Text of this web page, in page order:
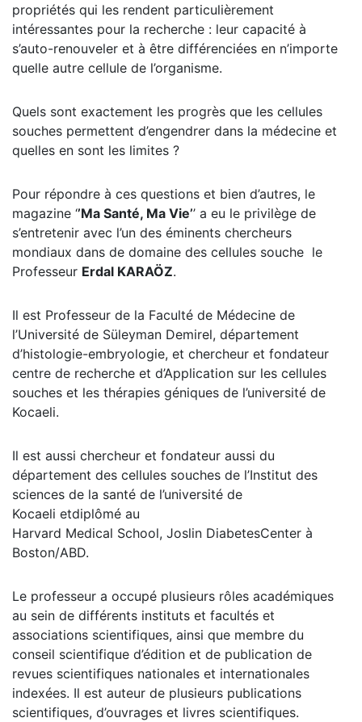
propriétés qui les rendent particulièrement
intéressantes pour la recherche : leur capacité à
s’auto-renouveler et à être différenciées en n’importe
quelle autre cellule de l’organisme.
Quels sont exactement les progrès que les cellules
souches permettent d’engendrer dans la médecine et
quelles en sont les limites ?
Pour répondre à ces questions et bien d’autres, le
magazine ‘’Ma Santé, Ma Vie’’ a eu le privilège de
s’entretenir avec l’un des éminents chercheurs
mondiaux dans de domaine des cellules souche le
Professeur Erdal KARAÖZ.
Il est Professeur de la Faculté de Médecine de
l’Université de Süleyman Demirel, département
d’histologie-embryologie, et chercheur et fondateur
centre de recherche et d’Application sur les cellules
souches et les thérapies géniques de l’université de
Kocaeli.
Il est aussi chercheur et fondateur aussi du
département des cellules souches de l’Institut des
sciences de la santé de l’université de
Kocaeli etdiplômé au
Harvard Medical School, Joslin DiabetesCenter à
Boston/ABD.
Le professeur a occupé plusieurs rôles académiques
au sein de différents instituts et facultés et
associations scientifiques, ainsi que membre du
conseil scientifique d’édition et de publication de
revues scientifiques nationales et internationales
indexées. Il est auteur de plusieurs publications
scientifiques, d’ouvrages et livres scientifiques.